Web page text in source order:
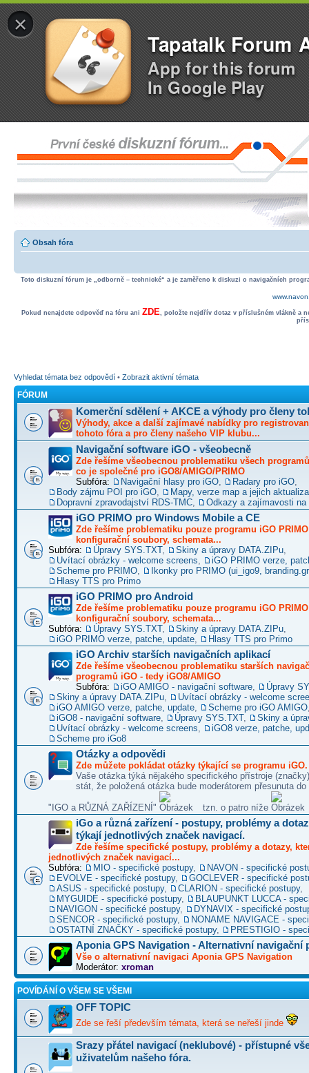
×
Tapatalk Forum
App for this forum
In Google Play
Obsah fóra
Toto diskuzní fórum je „odborně – technické“ a je zaměřeno k diskuzi o navigačních
Pokud nenajdete odpověď na fóru ani ZDE, položte nejdřív dotaz v příslušném vlákně a
Vyhledat témata bez odpovědí • Zobrazit aktivní témata
FÓRUM
Komerční sdělení + AKCE a výhody pro členy
Výhody, akce a další zajímavé nabídky pro
tohoto fóra a pro členy našeho VIP klubu...
Navigační software iGO - všeobecně
Zde řešíme všeobecnou problematiku všech
co je společné pro iGO8/AMIGO/PRIMO
Subfóra:
Navigační hlasy pro iGO Radary pro iGO
Body zájmu POI pro iGO
Mapy, verze map a jejich
Dopravní zpravodajství RDS-TMC
Odkazy a zajímavosti na
iGO PRIMO pro Windows Mobile a CE
Zde řešíme problematiku pouze programu iGO
konfigurační soubory, schemata...
Subfóra:
Úpravy SYS.TXT, Skiny a úpravy DATA.ZIPu
Uvítací obrázky - welcome screens
iGO PRIMO verze,
Scheme pro PRIMO
Ikonky pro PRIMO (ui_igo9,
Hlasy TTS pro Primo
iGO PRIMO pro Android
Zde řešíme problematiku pouze programu iGO
konfigurační soubory, schemata...
Subfóra:
Úpravy SYS.TXT, Skiny a úpravy DATA.ZIPu
iGO PRIMO verze, patche, update
Hlasy TTS pro Primo
iGO Archiv starších navigačních aplikací
Zde řešíme všeobecnou problematiku starších
programů iGO - tedy iGO8/AMIGO
Subfóra:
iGO AMIGO - navigační software
Úpravy
Skiny a úpravy DATA.ZIPu
Uvítací obrázky - welcome
iGO AMIGO verze, patche, update
Scheme pro iGO AMIGO
iGO8 - navigační software
Úpravy SYS.TXT,
Skiny a
Uvítací obrázky - welcome screens
iGO8 verze, patche,
Scheme pro iGo8
Otázky a odpovědi
Zde můžete pokládat otázky týkající se programu iGO.
Vaše otázka týká nějakého specifického přístroje
stát, že položená otázka bude moderátorem přesunuta do
"IGO a RŮZNÁ ZAŘÍZENÍ" tzn. o patro níže
iGo a různá zařízení - postupy, problémy a
týkají jednotlivých značek navigací.
Zde řešíme specifické postupy, problémy a dotazy,
jednotlivých značek navigací...
Subfóra:
MIO - specifické postupy,
NAVON - specifické
EVOLVE - specifické postupy,
GOCLEVER - specifické
ASUS - specifické postupy, CLARION - specifické postupy,
MYGUIDE - specifické postupy,
BLAUPUNKT LUCCA -
NAVIGON - specifické postupy,
DYNAVIX - specifické
SENCOR - specifické postupy,
NONAME NAVIGACE -
OSTATNÍ ZNAČKY - specifické postupy, PRESTIGIO -
Aponia GPS Navigation - Alternativní navigační
Vše o alternativní navigaci Aponia GPS Navigation
Moderátor: xroman
POVÍDÁNÍ O VŠEM SE VŠEMI
OFF TOPIC
Zde se řeší především témata, která se neřeší jinde
Srazy přátel navigací (neklubové) - přístupné
uživatelům našeho fóra.